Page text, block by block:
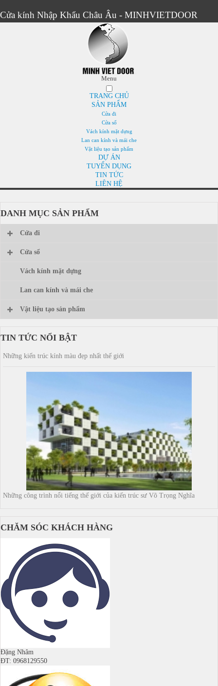
Cửa kính Nhập Khẩu Châu Âu - MINHVIETDOOR
Menu
TRANG CHỦ
SẢN PHẨM
Cửa đi
Cửa sổ
Vách kính mặt dựng
Lan can kính và mái che
Vật liệu tạo sản phẩm
DỰ ÁN
TUYỂN DỤNG
TIN TỨC
LIÊN HỆ
DANH MỤC SẢN PHẨM
Cửa đi
Cửa sổ
Vách kính mặt dựng
Lan can kính và mái che
Vật liệu tạo sản phẩm
TIN TỨC NỔI BẬT
Những kiến trúc kính màu đẹp nhất thế giới
Những công trình nổi tiếng thế giới của kiến trúc sư Võ Trọng Nghĩa
CHĂM SÓC KHÁCH HÀNG
Đặng Nhâm
ĐT: 0968129550